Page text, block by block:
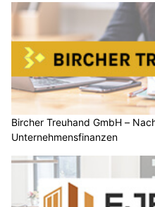
Bircher Treuhand GmbH –
Unternehmensfinanzen